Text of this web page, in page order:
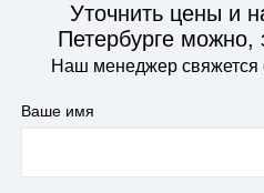
Уточнить цены и
Петербурге
Наш менеджер свяжется
Ваше имя